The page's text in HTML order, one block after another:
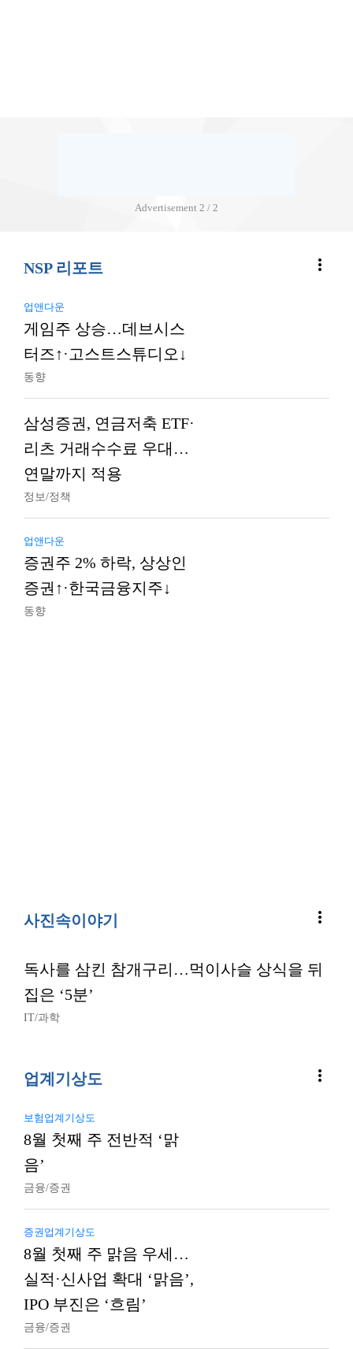
Advertisement 2 / 2
NSP 리포트 more_vert
업앤다운
게임주 상승…데브시스
터즈↑·고스트스튜디오↓
동향
삼성증권, 연금저축 ETF·
리츠 거래수수료 우대…
연말까지 적용
정보/정책
업앤다운
증권주 2% 하락, 상상인
증권↑·한국금융지주↓
동향
사진속이야기 more_vert
독사를 삼킨 참개구리…먹이사슬 상식을 뒤
집은 ‘5분’
IT/과학
업계기상도 more_vert
보험업계기상도
8월 첫째 주 전반적 ‘맑
음’
금융/증권
증권업계기상도
8월 첫째 주 맑음 우세…
실적·신사업 확대 ‘맑음’,
IPO 부진은 ‘흐림’
금융/증권